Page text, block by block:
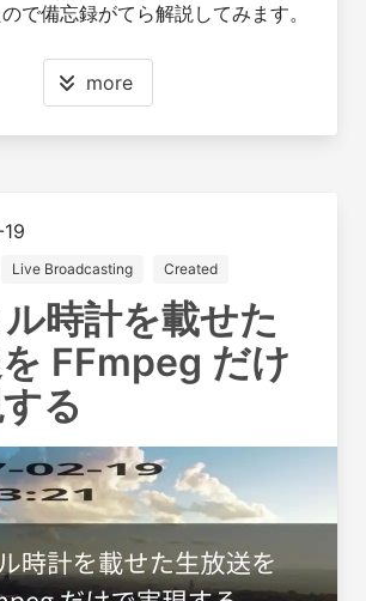
で備忘録がてら解説してみます。
more
Live Broadcasting Created
時計を載せた
FFmpeg だけ
る